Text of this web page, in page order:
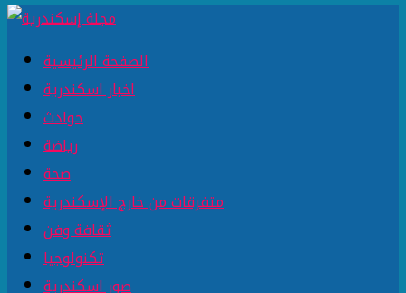
الصفحة الرئيسية
اخبار اسكندرية
حوادث
رياضة
صحة
متفرقات من خارج الإسكندرية
ثقافة وفن
تكنولوجيا
صور اسكندرية